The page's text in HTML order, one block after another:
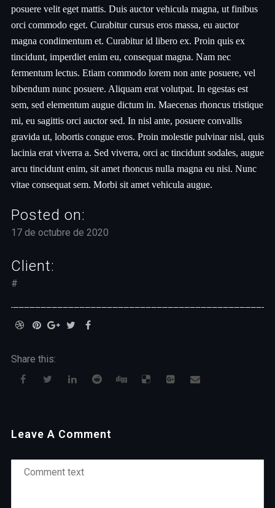
posuere velit eget mattis. Duis auctor vehicula magna, ut finibus
orci commodo eget. Curabitur cursus eros massa, eu auctor
magna condimentum et. Curabitur id libero ex. Proin quis ex
tincidunt, imperdiet enim eu, consequat magna. Nam nec
fermentum lectus. Etiam commodo lorem non ante posuere, vel
bibendum nunc posuere. Aliquam erat volutpat. In egestas est
sem, sed elementum augue dictum in. Maecenas rhoncus tristique
mi, eu sagittis orci auctor sed. In nisl ante, posuere convallis
gravida ut, lobortis congue eros. Proin molestie pulvinar nisl, quis
lacinia erat viverra a. Sed viverra, orci ac tincidunt sodales, augue
arcu tincidunt enim, sit amet rhoncus nulla magna eu nisi. Nunc
vitae consequat sem. Morbi sit amet vehicula augue.
Posted on:
17 de octubre de 2020
Client:
#
Share this:
Leave A Comment